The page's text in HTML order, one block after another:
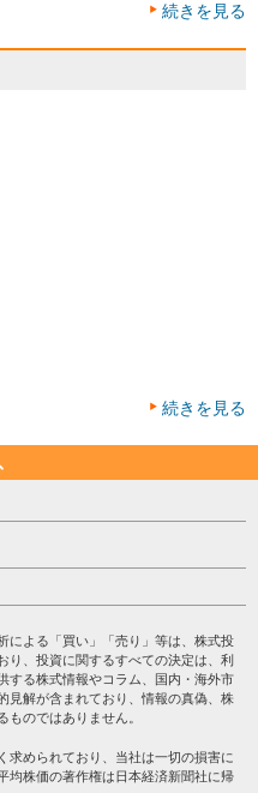
続きを見る
続きを見る
による「買い」「売り」等は、株式投
り、投資に関するすべての決定は、利
する株式情報やコラム、国内・海外市
見解が含まれており、情報の真偽、株
のではありません。
求められており、当社は一切の損害に
均株価の著作権は日本経済新聞社に帰